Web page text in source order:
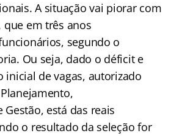
A situação vai piorar com
em três anos
segundo o
Ou seja, dado o déficit e
inicial de vagas, autorizado
está das reais
o resultado da seleção for